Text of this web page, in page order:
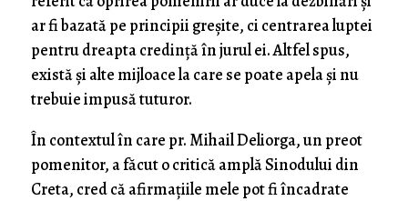
ar fi bazată pe principii greșite, ci centrarea luptei
pentru dreapta credință în jurul ei. Altfel spus,
există și alte mijloace la care se poate apela și nu
trebuie impusă tuturor.
În contextul în care pr. Mihail Deliorga, un preot
pomenitor, a făcut o critică amplă Sinodului din
Creta, cred că afirmațiile mele pot fi încadrate